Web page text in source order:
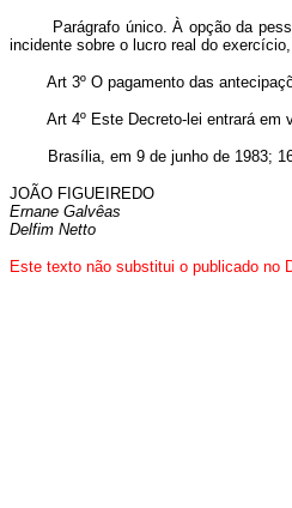
Parágrafo único. À opção da pessoa
incidente sobre o lucro real do
Art 3º O pagamento das
Art 4º Este Decreto-lei entrará em
Brasília, em 9 de junho de 1983;
JOÃO FIGUEIREDO
Ernane Galvêas
Delfim Netto
Este texto não substitui o publicado no